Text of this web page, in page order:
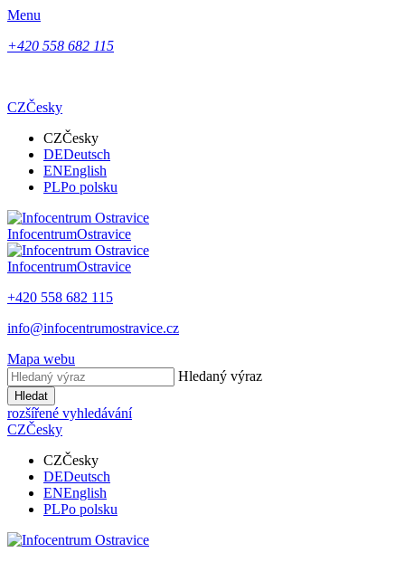
Menu
+420 558 682 115
CZČesky
CZČesky
DEDeutsch
ENEnglish
PLPo polsku
InfocentrumOstravice
InfocentrumOstravice
+420 558 682 115
info@infocentrumostravice.cz
Mapa webu
Hledaný výraz
Hledat
rozšířené vyhledávání
CZČesky
CZČesky
DEDeutsch
ENEnglish
PLPo polsku